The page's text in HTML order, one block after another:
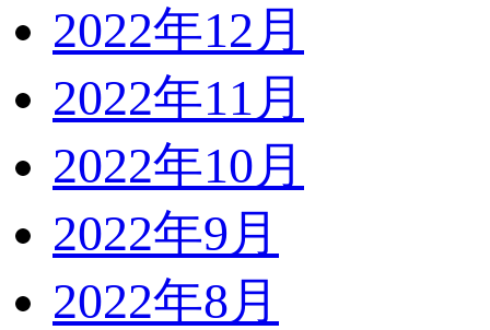
2022年12月
2022年11月
2022年10月
2022年9月
2022年8月